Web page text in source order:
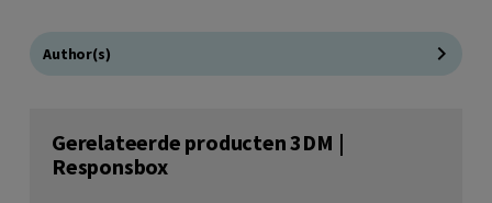
Author(s)
Gerelateerde producten 3DM |
Responsbox